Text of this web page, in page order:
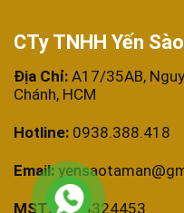
CTy TNHH Yến
Địa Chỉ: A17/35AB,
Chánh, HCM
Hotline: 0938.388.418
Email:
MST: 0314324453